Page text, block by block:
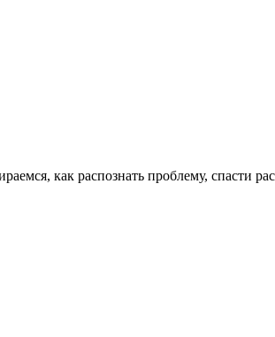
как распознать проблему, спасти